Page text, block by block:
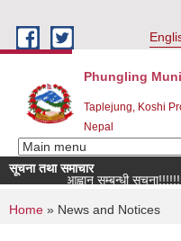
Phungling
Taplejung, Koshi
Nepal
सूचना तथा समाचार
दर्ता आह्वान सम्बन्धी सूचना!!!!!!!!!!
You are here
Home » News and Notices